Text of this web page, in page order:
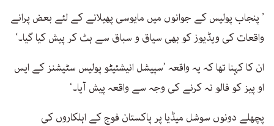
’ پنجاب پولیس کے جوانوں میں مایوسی پھیلانے کے لئے بعض پرانے
واقعات کی ویڈیوز کو بھی سیاق و سباق سے ہٹ کر پیش کیا گیا۔‘
ان کا کہنا تھا کہ یہ واقعہ ’سپیشل انیشئیٹو پولیس سٹیشنز کے ایس
او پیز کو فالو نہ کرنے کی وجہ سے واقعہ پیش آیا۔‘
پچھلے دونوں سوشل میڈیا پر پاکستان فوج کے اہلکاروں کی